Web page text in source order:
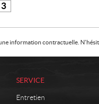
3
information contractuelle.
SERVICE
Entretien